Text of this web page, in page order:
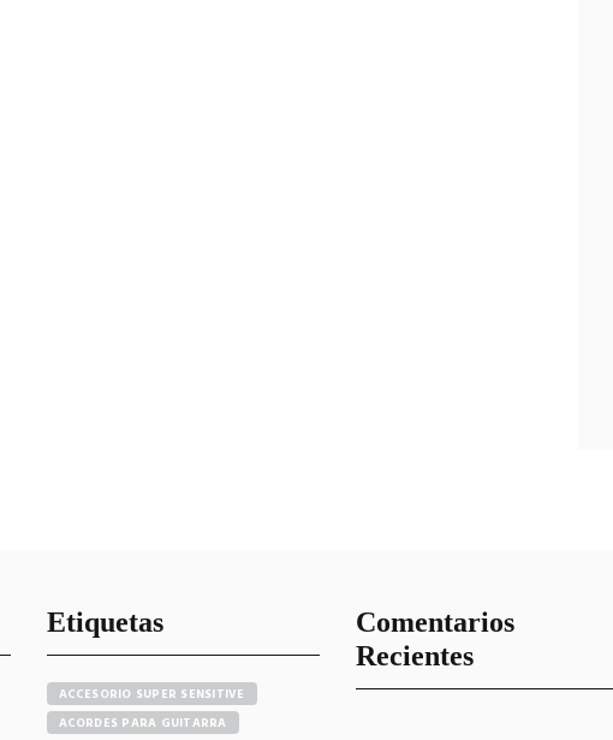
Etiquetas
ACCESORIO SUPER SENSITIVE
ACORDES PARA GUITARRA
Comentarios
Recientes